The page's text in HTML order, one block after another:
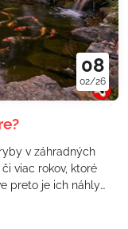
08
02/26
v záhradných
viac rokov, ktoré
preto je ich náhly
však nejde o
dlhodobého